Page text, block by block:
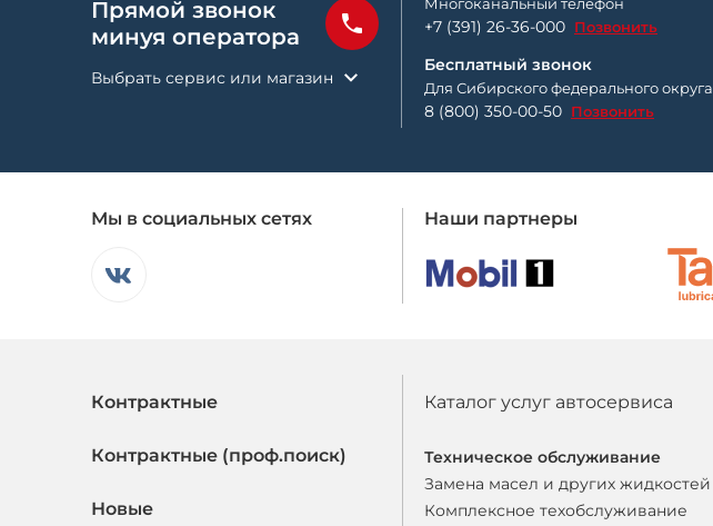
Прямой звонок
минуя оператора
Выбрать сервис или магазин
+7 (391) 26-36-000 Позвонить
Бесплатный звонок
Для Сибирского федерального округа
8 (800) 350-00-50 Позвонить
Мы в социальных сетях Наши партнеры
Контрактные
Контрактные (проф.поиск)
Новые
Каталог услуг автосервиса
Техническое обслуживание
Замена масел и других жидкостей
Комплексное техобслуживание